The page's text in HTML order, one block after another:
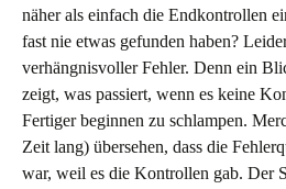
näher als einfach die Endkontrollen
fast nie etwas gefunden haben?
verhängnisvoller Fehler. Denn ein
zeigt, was passiert, wenn es keine
Fertiger beginnen zu schlampen.
Zeit lang) übersehen, dass die
war, weil es die Kontrollen gab. Der